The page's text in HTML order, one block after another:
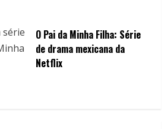
O Pai da Minha Filha: Série
de drama mexicana da
Netflix